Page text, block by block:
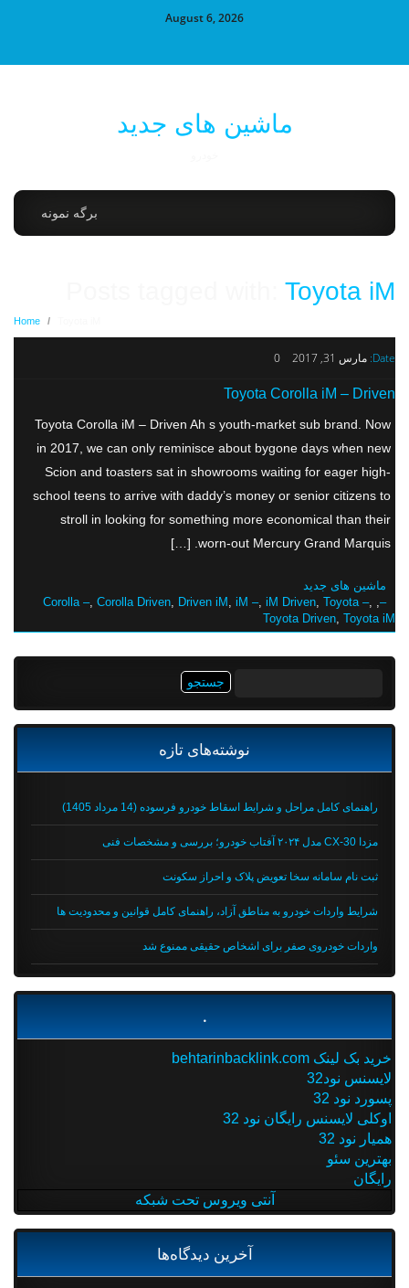
August 6, 2026
ماشین های جدید
برگه نمونه
Posts tagged with:Toyota iM
Home
Date: مارس 31, 2017 0
Toyota Corolla iM – Driven
Toyota Corolla iM – Driven Ah s youth-market sub brand. Now
in 2017, we can only reminisce about bygone days when new
Scion and toasters sat in showrooms waiting for eager high-
school teens to arrive with daddy’s money or senior citizens to
stroll in looking for something more economical than their
worn-out Mercury Grand Marquis. […]
ماشین های جدید
,
Corolla –,Corolla Driven,Driven iM, iM –, iM Driven,Toyota –,
Toyota Driven,Toyota iM
نوشته‌های تازه
راهنمای کامل مراحل و شرایط اسقاط خودرو فرسوده (14 مرداد 1405)
مزدا CX-30 مدل ۲۰۲۴ آفتاب خودرو؛ بررسی و مشخصات فنی
ثبت نام سامانه سخا تعویض پلاک و احراز سکونت
شرایط واردات خودرو به مناطق آزاد، راهنمای کامل قوانین و محدودیت ها
واردات خودروی صفر برای اشخاص حقیقی ممنوع شد
خرید بک لینک behtarinbacklink.com
لایسنس نود32
پسورد نود 32
اوکلی لایسنس رایگان نود 32
همیار نود 32
بهترین سئو
رایگان
آنتی ویروس تحت شبکه
آخرین دیدگاه‌ها